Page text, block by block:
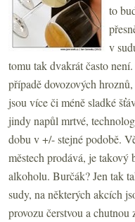
to
v
tomu tak dvakrát často
případě dovozových
jsou více či méně sladké
jindy napůl mrtvé,
dobu v +/- stejné podobě.
městech prodává, je takový
alkoholu. Burčák? Jen tak
sudy, na některých akcích
provozu čerstvou a